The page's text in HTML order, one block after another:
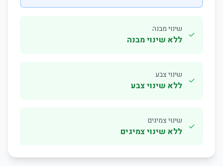
✓
שינוי מבנה
ללא שינוי מבנה
✓
שינוי צבע
ללא שינוי צבע
✓
שינוי צמיגים
ללא שינוי צמיגים